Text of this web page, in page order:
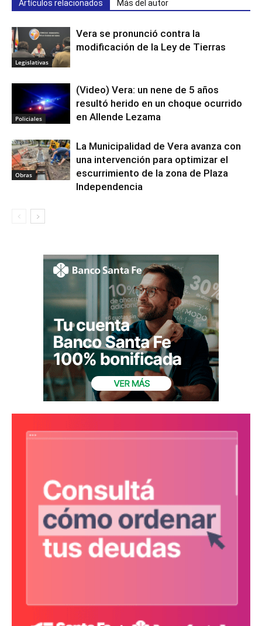
Artículos relacionados Más del autor
Legislativas
Vera se pronunció contra la
modificación de la Ley de Tierras
Policiales
(Video) Vera: un nene de 5 años
resultó herido en un choque ocurrido
en Allende Lezama
Obras
La Municipalidad de Vera avanza con
una intervención para optimizar el
escurrimiento de la zona de Plaza
Independencia